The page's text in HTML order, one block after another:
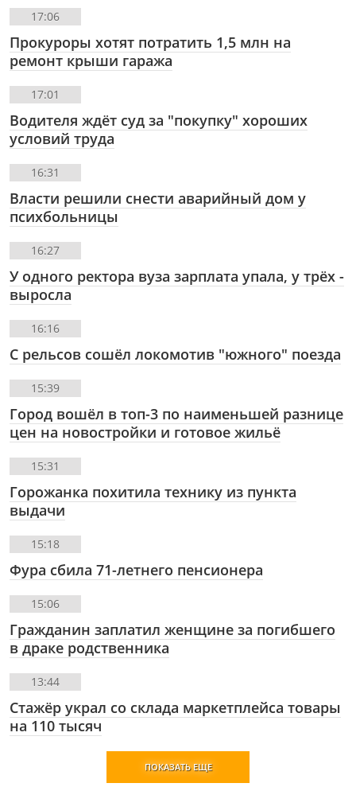
17:06
Прокуроры хотят потратить 1,5 млн на
ремонт крыши гаража
17:01
Водителя ждёт суд за "покупку" хороших
условий труда
16:31
Власти решили снести аварийный дом у
психбольницы
16:27
У одного ректора вуза зарплата упала, у трёх -
выросла
16:16
С рельсов сошёл локомотив "южного" поезда
15:39
Город вошёл в топ-3 по наименьшей разнице
цен на новостройки и готовое жильё
15:31
Горожанка похитила технику из пункта
выдачи
15:18
Фура сбила 71-летнего пенсионера
15:06
Гражданин заплатил женщине за погибшего
в драке родственника
13:44
Стажёр украл со склада маркетплейса товары
на 110 тысяч
ПОКАЗАТЬ ЕЩЕ